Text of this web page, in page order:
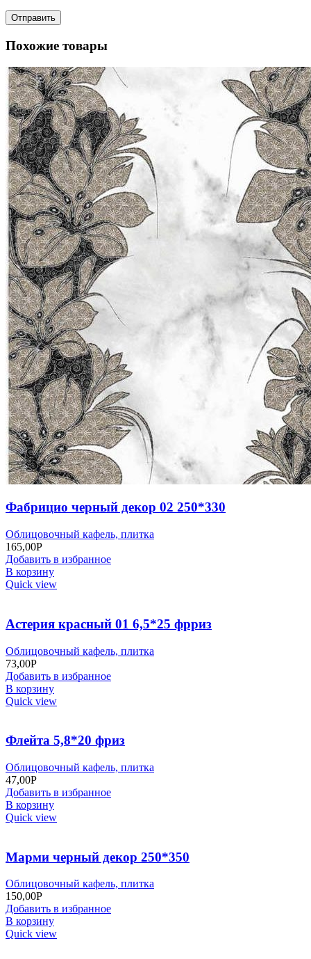
Похожие товары
Фабрицио черный декор 02 250*330
Облицовочный кафель, плитка
165,00Р
Добавить в избранное
В корзину
Quick view
Астерия красный 01 6,5*25 фрриз
Облицовочный кафель, плитка
73,00Р
Добавить в избранное
В корзину
Quick view
Флейта 5,8*20 фриз
Облицовочный кафель, плитка
47,00Р
Добавить в избранное
В корзину
Quick view
Марми черный декор 250*350
Облицовочный кафель, плитка
150,00Р
Добавить в избранное
В корзину
Quick view